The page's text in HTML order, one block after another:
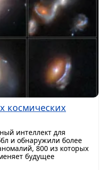
космических
интеллект для
и обнаружили более
800 из которых
будущее